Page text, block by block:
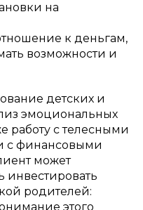
на
к деньгам,
возможности и
детских и
эмоциональных
работу с телесными
с финансовыми
может
инвестировать
родителей:
этого